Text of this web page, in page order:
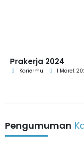
Prakerja 2024
Kariermu 1 Maret
Pengumuman